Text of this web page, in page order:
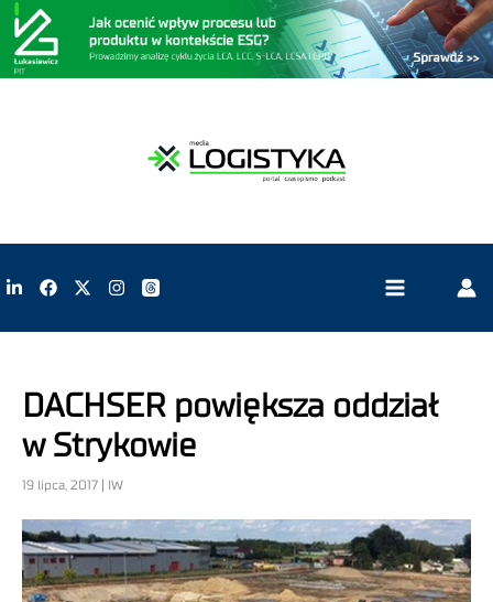
DACHSER powiększa oddział
w Strykowie
19 lipca, 2017 | IW